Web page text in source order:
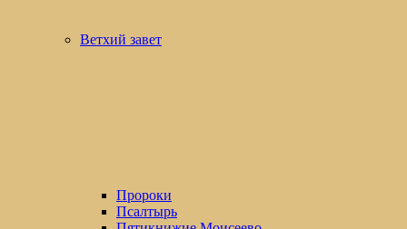
Ветхий завет
Пророки
Псалтырь